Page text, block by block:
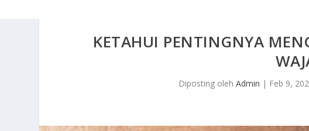
KETAHUI PENTINGNYA
Diposting oleh Admin | Feb 9,